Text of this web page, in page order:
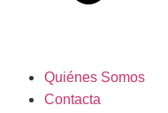
Quiénes Somos
Contacta